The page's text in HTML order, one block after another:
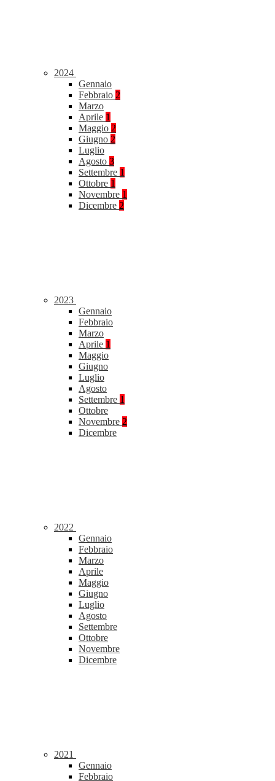
2024
Gennaio
Febbraio 2
Marzo
Aprile 1
Maggio 2
Giugno 2
Luglio
Agosto 3
Settembre 1
Ottobre 1
Novembre 1
Dicembre 2
2023
Gennaio
Febbraio
Marzo
Aprile 1
Maggio
Giugno
Luglio
Agosto
Settembre 1
Ottobre
Novembre 2
Dicembre
2022
Gennaio
Febbraio
Marzo
Aprile
Maggio
Giugno
Luglio
Agosto
Settembre
Ottobre
Novembre
Dicembre
2021
Gennaio
Febbraio